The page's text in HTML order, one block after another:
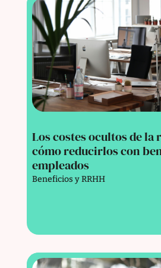
Los costes ocultos de la
cómo reducirlos con
empleados
Beneficios y RRHH